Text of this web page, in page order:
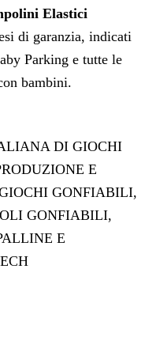
Elastici
di garanzia, indicati
Parking e tutte le
bambini.
DI GIOCHI
E
GONFIABILI,
GONFIABILI,
E